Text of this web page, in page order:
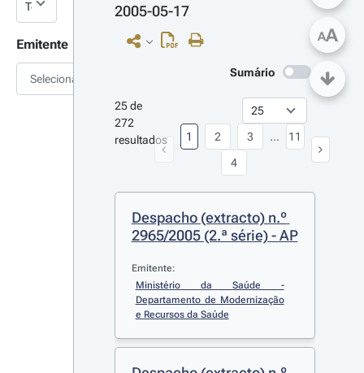
Emitente
Selecionar
2005-05-17
Sumário
25 de
272
resultados
1 2
3
4
... 11
Despacho (extracto) n.º
2965/2005 (2.ª série) - AP
Emitente:
Ministério da Saúde -
Departamento de Modernização
e Recursos da Saúde
AA